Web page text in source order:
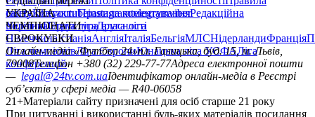
сайтуКонтактиПравила коментуванняРедакційна
політикаСтруктура власності
facebookxyoutubeinstagramtelegramviber
УКРАЇНА
УкраїнаПерша лігаДруга ліга
ЧЕМПІОНАТИ
НімеччинаІспаніяАнгліяІталіяБельгіяМЛСНідерландиФранція
ЄВРОКУБКИ
Ліга чемпіонівЛіга ЄвропиЮнацька ліга УЄФАЛіга
конференцій
Онлайн-медіа «Футбол 24»пл. Галицька, буд. 15, м. Львів,
79008Телефон +380 (32) 229-77-77Адреса електронної пошти
— legal@24tv.com.uaІдентифікатор онлайн-медіа в Реєстрі
суб’єктів у сфері медіа — R40-06058
21+Матеріали сайту призначені для осіб старше 21 року
При цитуванні і використанні будь-яких матеріалів посилання